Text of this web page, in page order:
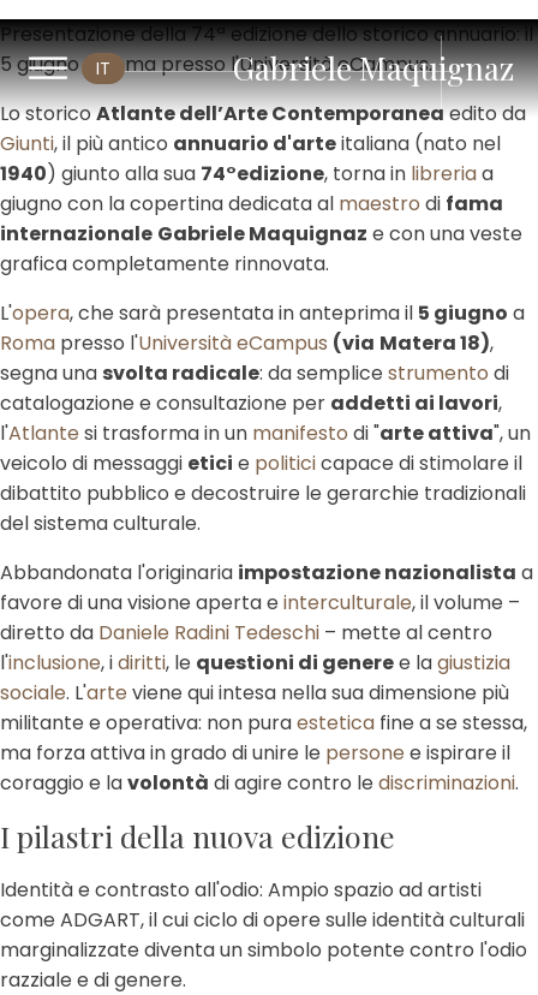
IT Gabriele Maquignaz
Presentazione della 74ª edizione dello storico annuario: il
5 giugno a Roma presso l'Università eCampus.
Lo storicoAtlante dell’Arte Contemporaneaedito da
Giunti, il più antico annuario d'arteitaliana (nato nel
1940) giunto alla sua 74°edizione, torna in libreriaa
giugno con la copertina dedicata al maestro di fama
internazionale Gabriele Maquignaz e con una veste
grafica completamente rinnovata.
L'opera, che sarà presentata in anteprima il 5 giugno a
Roma presso l'Università eCampus (via Matera 18),
segna una svolta radicale: da semplice strumento di
catalogazione e consultazione per addetti ai lavori,
l'Atlante si trasforma in un manifesto di "arte attiva", un
veicolo di messaggi etici e politicicapace di stimolare il
dibattito pubblico e decostruire le gerarchie tradizionali
del sistema culturale.
Abbandonata l'originaria impostazione nazionalista a
favore di una visione aperta e interculturale, il volume –
diretto da Daniele Radini Tedeschi – mette al centro
l'inclusione, idiritti, le questioni di generee lagiustizia
sociale. L'arte viene qui intesa nella sua dimensione più
militante e operativa: non puraestetica fine a se stessa,
ma forza attiva in grado di unire le persone e ispirare il
coraggio e lavolontà di agire contro le discriminazioni.
I pilastri della nuova edizione
Identità e contrasto all'odio: Ampio spazio ad artisti
come ADGART, il cui ciclo di opere sulle identità culturali
marginalizzate diventa un simbolo potente contro l'odio
razziale e di genere.